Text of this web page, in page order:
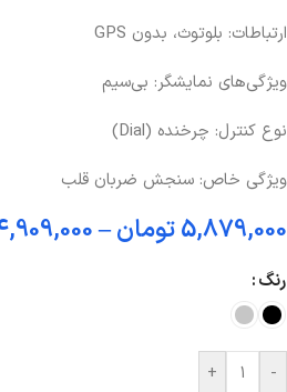
ارتباطات: بلوتوث، بدون GPS
ویژگی‌های نمایشگر: بی‌سیم
نوع کنترل: چرخنده (Dial)
ویژگی خاص: سنجش ضربان قلب
5,879,000تومان–
رنگ
-
+